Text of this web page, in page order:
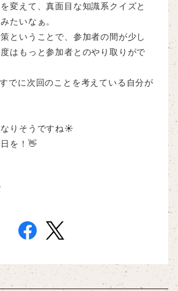
変えて、真面目な知識系クイズと
たいなぁ。
ということで、参加者の間が少し
はもっと参加者とのやり取りがで
でに次回のことを考えている自分が
りそうですね☀
を！👋